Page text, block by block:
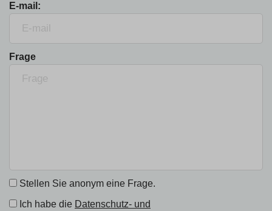
E-mail:
Frage
Stellen Sie anonym eine Frage.
Ich habe die Datenschutz- und